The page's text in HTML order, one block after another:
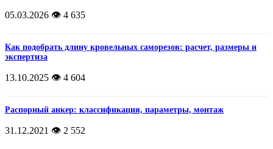
05.03.2026 👁️ 4 635
Как подобрать длину кровельных саморезов: расчет, размеры и
экспертиза
13.10.2025 👁️ 4 604
Распорный анкер: классификация, параметры, монтаж
31.12.2021 👁️ 2 552